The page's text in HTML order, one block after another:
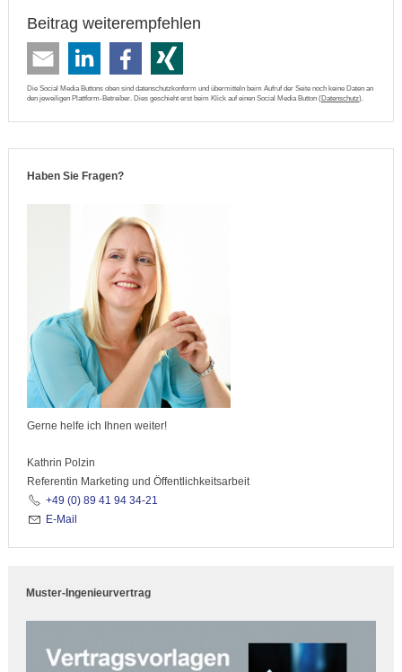
Beitrag weiterempfehlen
Die Social Media Buttons oben sind datenschutzkonform und übermitteln beim Aufruf der Seite noch keine Daten an
den jeweiligen Plattform-Betreiber. Dies geschieht erst beim Klick auf einen Social Media Button (Datenschutz).
Haben Sie Fragen?
Gerne helfe ich Ihnen weiter!
Kathrin Polzin
Referentin Marketing und Öffentlichkeitsarbeit
+49 (0) 89 41 94 34-21
E-Mail
Muster-Ingenieurvertrag